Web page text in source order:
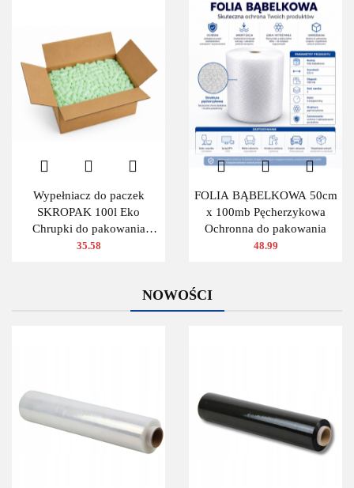
Wypełniacz do paczek
SKROPAK 100l Eko
Chrupki do pakowania
ZIELONY
35.58
FOLIA BĄBELKOWA 50cm
x 100mb Pęcherzykowa
Ochronna do pakowania
48.99
NOWOŚCI